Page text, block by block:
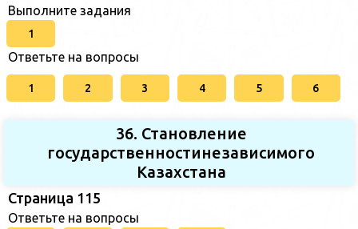
Выполните задания
1
Ответьте на вопросы
1 2 3 4 5 6
36. Становление
государственностинезависимого
Казахстана
Страница 115
Ответьте на вопросы